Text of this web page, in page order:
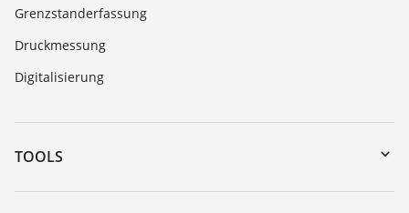
Grenzstanderfassung
Druckmessung
Digitalisierung
TOOLS
Download-Center